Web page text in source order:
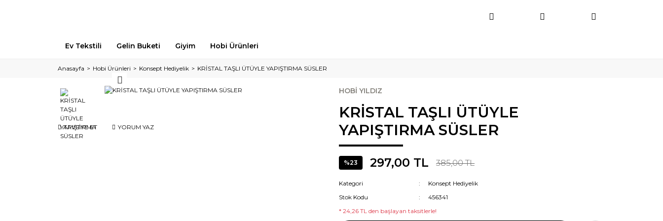
Ev Tekstili Gelin Buketi Giyim Hobi Ürünleri
Anasayfa Hobi Ürünleri Konsept Hediyelik KRİSTAL TAŞLI ÜTÜYLE YAPIŞTIRMA SÜSLER
TAVSİYE ET YORUM YAZ
HOBİ YILDIZ
KRİSTAL TAŞLI ÜTÜYLE
YAPIŞTIRMA SÜSLER
%23 297,00 TL 385,00 TL
Kategori
Konsept Hediyelik
Stok Kodu
456341
* 24,26 TL den başlayan taksitlerle!